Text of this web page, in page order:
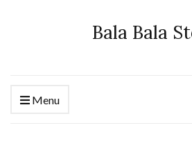
Bala Bala
Menu